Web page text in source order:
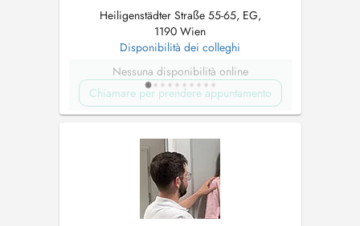
Heiligenstädter Straße 55-65, EG,
1190 Wien
Disponibilità dei colleghi
Nessuna disponibilità online
Chiamare per prendere appuntamento